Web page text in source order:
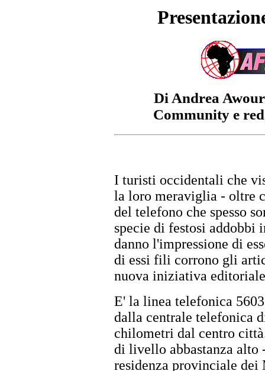
Di Andrea
Community e
I turisti occidentali che
la loro meraviglia - oltre
del telefono che spesso
specie di festosi
danno l'impressione di
di essi fili corrono gli
nuova iniziativa
E' la linea telefonica
dalla centrale telefonica
chilometri dal centro
di livello abbastanza alto
residenza provinciale